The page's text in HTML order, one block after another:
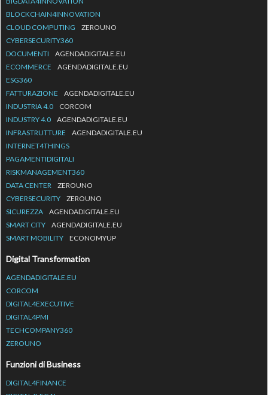
BLOCKCHAIN4INNOVATION
CLOUD COMPUTING
ZEROUNO
CYBERSECURITY360
DOCUMENTI
AGENDADIGITALE.EU
ECOMMERCE
AGENDADIGITALE.EU
ESG360
FATTURAZIONE
AGENDADIGITALE.EU
INDUSTRIA 4.0
CORCOM
INDUSTRY 4.0
AGENDADIGITALE.EU
INFRASTRUTTURE
AGENDADIGITALE.EU
INTERNET4THINGS
PAGAMENTIDIGITALI
RISKMANAGEMENT360
DATA CENTER
ZEROUNO
CYBERSECURITY
ZEROUNO
SICUREZZA
AGENDADIGITALE.EU
SMART CITY
AGENDADIGITALE.EU
SMART MOBILITY
ECONOMYUP
Digital Transformation
AGENDADIGITALE.EU
CORCOM
DIGITAL4EXECUTIVE
DIGITAL4PMI
TECHCOMPANY360
ZEROUNO
Funzioni di Business
DIGITAL4FINANCE